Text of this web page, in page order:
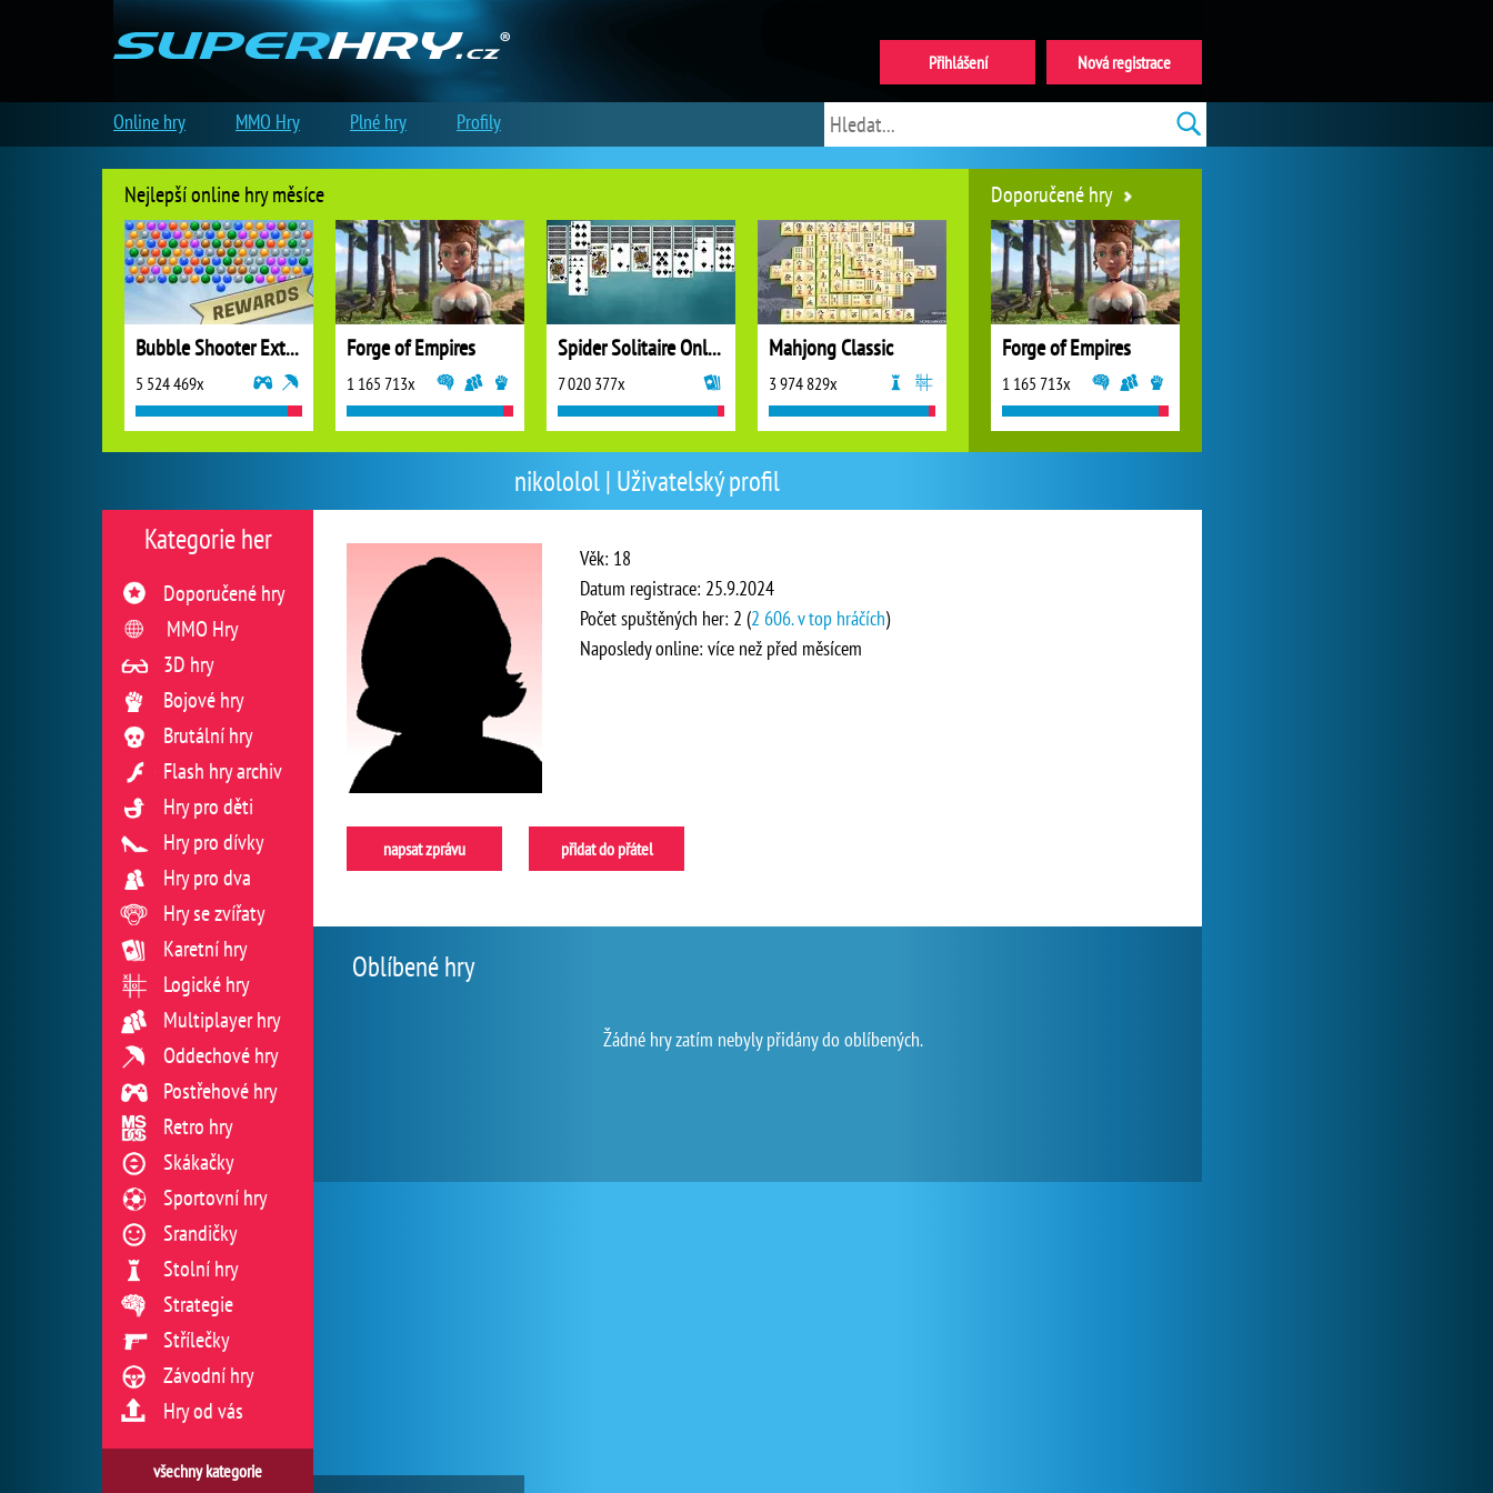
nikololol | Uživatelský profil
Věk: 18
Datum registrace: 25.9.2024
Počet spuštěných her: 2 (2 606. v top hráčích)
Naposledy online: více než před měsícem
napsat zprávu přidat do přátel
Oblíbené hry
Žádné hry zatím nebyly přidány do oblíbených.
Kategorie her
Doporučené hry
MMO Hry
3D hry
Bojové hry
Brutální hry
Flash hry archiv
Hry pro děti
Hry pro dívky
Hry pro dva
Hry se zvířaty
Karetní hry
Logické hry
Multiplayer hry
Oddechové hry
Postřehové hry
Retro hry
Skákačky
Sportovní hry
Srandičky
Stolní hry
Strategie
Střílečky
Závodní hry
Hry od vás
všechny kategorie
Nejlepší online hry měsíce
Bubble Shooter Extreme
5 524 469x
Forge of Empires
1 165 713x
Spider Solitaire Online
7 020 377x
Mahjong Classic
3 974 829x
Doporučené hry
Forge of Empires
1 165 713x
Nová registrace
Přihlášení
Online hry MMO Hry Plné hry Profily